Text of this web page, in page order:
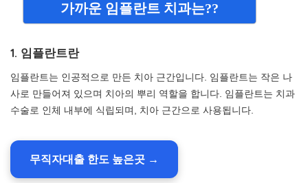
가까운 임플란트 치과는??
1. 임플란트란
임플란트는 인공적으로 만든 치아 근간입니다. 임플란트는 작은 나
사로 만들어져 있으며 치아의 뿌리 역할을 합니다. 임플란트는 치과
수술로 인체 내부에 식립되며, 치아 근간으로 사용됩니다.
무직자대출 한도 높은곳 →